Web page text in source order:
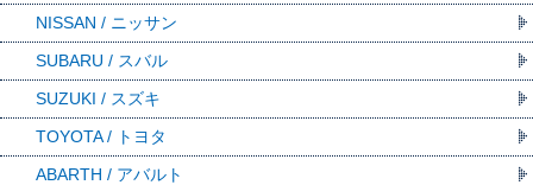
NISSAN / ニッサン
SUBARU / スバル
SUZUKI / スズキ
TOYOTA / トヨタ
ABARTH / アバルト